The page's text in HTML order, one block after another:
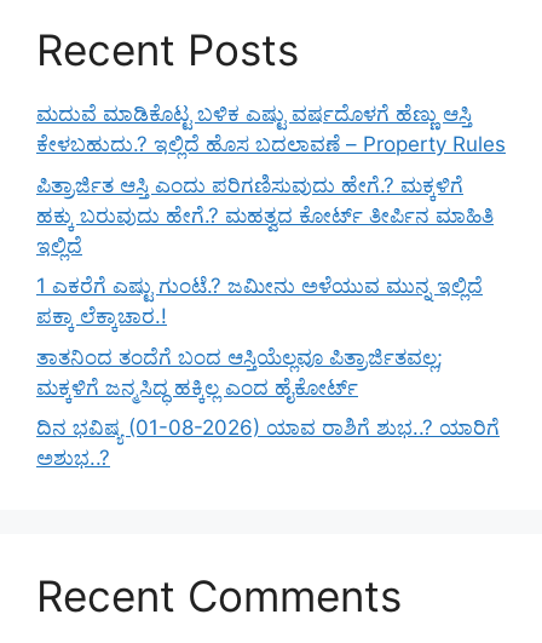
Recent Posts
ಮದುವೆ ಮಾಡಿಕೊಟ್ಟ ಬಳಿಕ ಎಷ್ಟು ವರ್ಷದೊಳಗೆ ಹೆಣ್ಣು ಆಸ್ತಿ
ಕೇಳಬಹುದು.? ಇಲ್ಲಿದೆ ಹೊಸ ಬದಲಾವಣೆ – Property Rules
ಪಿತ್ರಾರ್ಜಿತ ಆಸ್ತಿ ಎಂದು ಪರಿಗಣಿಸುವುದು ಹೇಗೆ.? ಮಕ್ಕಳಿಗೆ
ಹಕ್ಕು ಬರುವುದು ಹೇಗೆ.? ಮಹತ್ವದ ಕೋರ್ಟ್ ತೀರ್ಪಿನ ಮಾಹಿತಿ
ಇಲ್ಲಿದೆ
1 ಎಕರೆಗೆ ಎಷ್ಟು ಗುಂಟೆ.? ಜಮೀನು ಅಳೆಯುವ ಮುನ್ನ ಇಲ್ಲಿದೆ
ಪಕ್ಕಾ ಲೆಕ್ಕಾಚಾರ.!
ತಾತನಿಂದ ತಂದೆಗೆ ಬಂದ ಆಸ್ತಿಯೆಲ್ಲವೂ ಪಿತ್ರಾರ್ಜಿತವಲ್ಲ;
ಮಕ್ಕಳಿಗೆ ಜನ್ಮಸಿದ್ಧ ಹಕ್ಕಿಲ್ಲ ಎಂದ ಹೈಕೋರ್ಟ್
ದಿನ ಭವಿಷ್ಯ (01-08-2026) ಯಾವ ರಾಶಿಗೆ ಶುಭ..? ಯಾರಿಗೆ
ಅಶುಭ..?
Recent Comments